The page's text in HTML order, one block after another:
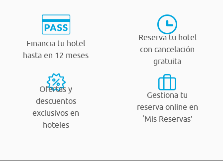
Financia tu hotel
hasta en 12 meses
Reserva tu hotel
con cancelación
gratuita
Ofertas y
descuentos
exclusivos en
hoteles
Gestiona tu
reserva online en
‘Mis Reservas’